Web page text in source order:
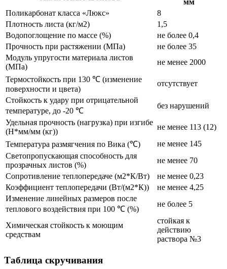
мм
Поликарбонат класса «Люкс»
8
Плотность листа (кг/м2)
1,5
Водопоглощение по массе (%)
не более 0,4
Прочность при растяжении (МПа)
не более 35
Модуль упругости материала листов
(МПа)
не менее 2000
Термостойкость при 130 ℃ (изменение
поверхности и цвета)
отсутствует
Стойкость к удару при отрицательной
температуре, до -20 ℃
без нарушений
Удельная прочность (нагрузка) при изгибе
(Н*мм/мм (кг))
не менее 113 (12)
Температура размягчения по Вика (℃)
не менее 145
Светопропускающая способность для
прозрачных листов (%)
не менее 70
Сопротивление теплопередаче (м2*К/Вт)
не менее 0,23
Коэффициент теплопередачи (Вт/(м2*К))
не менее 4,25
Изменение линейных размеров после
теплового воздействия при 100 ℃ (%)
не более 5
Химическая стойкость к моющим
средствам
стойкая к
действию
раствора №3
Таблица скручивания